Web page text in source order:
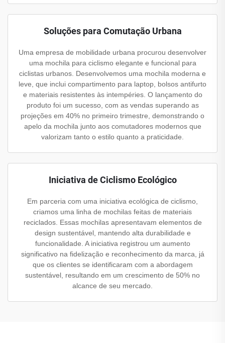
Soluções para Comutação Urbana
Uma empresa de mobilidade urbana procurou desenvolver
uma mochila para ciclismo elegante e funcional para
ciclistas urbanos. Desenvolvemos uma mochila moderna e
leve, que inclui compartimento para laptop, bolsos antifurto
e materiais resistentes às intempéries. O lançamento do
produto foi um sucesso, com as vendas superando as
projeções em 40% no primeiro trimestre, demonstrando o
apelo da mochila junto aos comutadores modernos que
valorizam tanto o estilo quanto a praticidade.
Iniciativa de Ciclismo Ecológico
Em parceria com uma iniciativa ecológica de ciclismo,
criamos uma linha de mochilas feitas de materiais
reciclados. Essas mochilas apresentavam elementos de
design sustentável, mantendo alta durabilidade e
funcionalidade. A iniciativa registrou um aumento
significativo na fidelização e reconhecimento da marca, já
que os clientes se identificaram com a abordagem
sustentável, resultando em um crescimento de 50% no
alcance de seu mercado.